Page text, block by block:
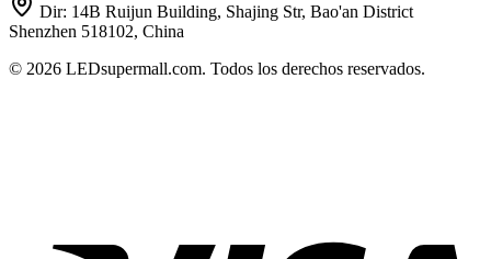
Dir: 14B Ruijun Building, Shajing Str, Bao'an District
Shenzhen 518102, China
© 2026 LEDsupermall.com. Todos los derechos reservados.